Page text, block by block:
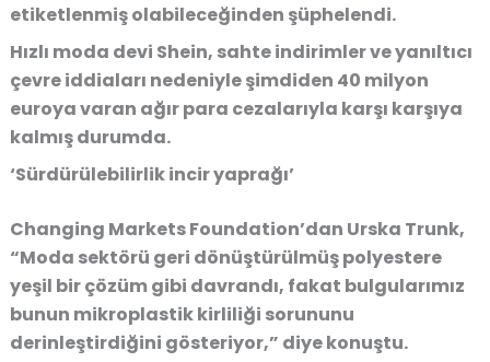
etiketlenmiş olabileceğinden şüphelendi.
Hızlı moda devi Shein, sahte indirimler ve yanıltıcı
çevre iddiaları nedeniyle şimdiden 40 milyon
euroya varan ağır para cezalarıyla karşı karşıya
kalmış durumda.
‘Sürdürülebilirlik incir yaprağı’
Changing Markets Foundation’dan Urska Trunk,
“Moda sektörü geri dönüştürülmüş polyestere
yeşil bir çözüm gibi davrandı, fakat bulgularımız
bunun mikroplastik kirliliği sorununu
derinleştirdiğini gösteriyor,” diye konuştu.